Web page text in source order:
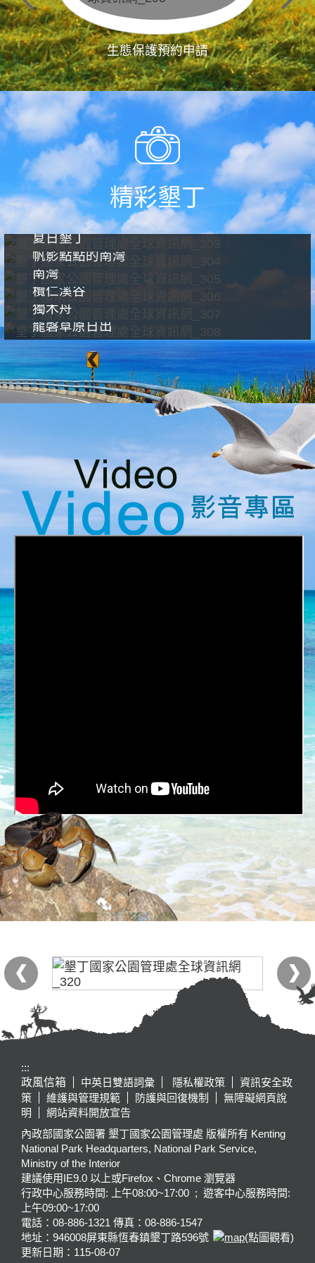
生態保護預約申請
精彩墾丁
夏日墾丁
帆影點點的南灣
南灣
欖仁溪谷
獨木舟
龍磐草原日出
:::
政風信箱
中英日雙語詞彙 隱私權政策
資訊安全政
策
維護與管理規範 防護與回復機制
無障礙網頁說
明
網站資料開放宣告
內政部國家公園署 墾丁國家公園管理處 版權所有 Kenting
National Park Headquarters, National Park Service,
Ministry of the Interior
建議使用IE9.0 以上或Firefox、Chrome 瀏覽器
行政中心服務時間: 上午08:00~17:00 ; 遊客中心服務時間:
上午09:00~17:00
電話：08-886-1321 傳真：08-886-1547
地址：946008屏東縣恆春鎮墾丁路596號
(點圖觀看)
更新日期： 115-08-07